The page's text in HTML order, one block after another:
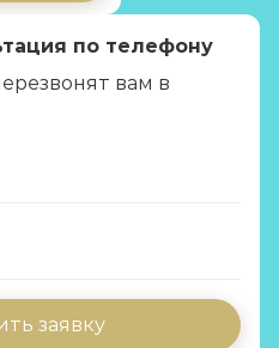
по телефону
вам в
заявку